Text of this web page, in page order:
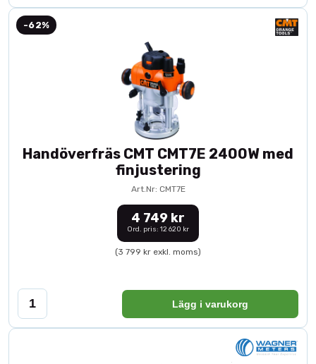
-62%
Handöverfräs CMT CMT7E 2400W med
finjustering
Art.Nr: CMT7E
4 749 kr
Ord. pris: 12 620 kr
(3 799 kr exkl. moms)
Lägg i varukorg